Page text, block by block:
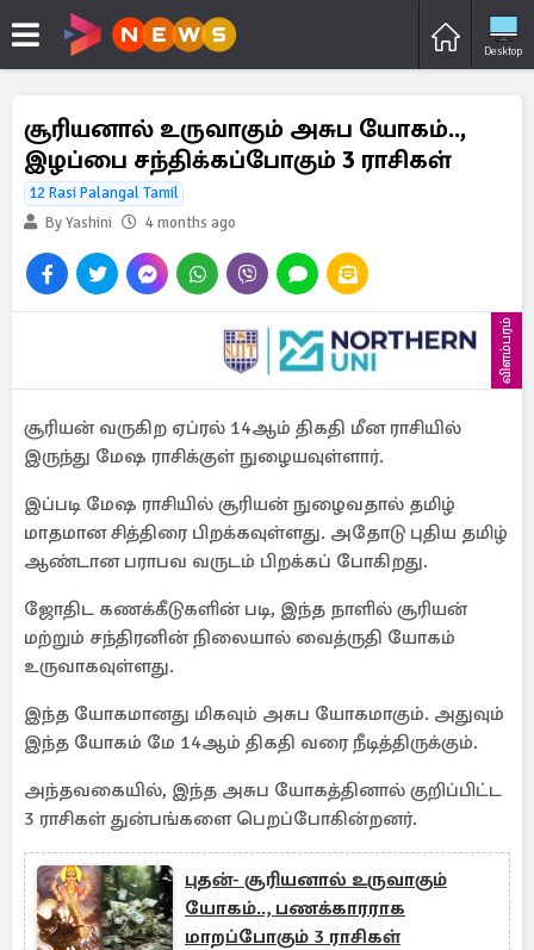
Desktop
சூரியனால் உருவாகும் அசுப யோகம்..,
இழப்பை சந்திக்கப்போகும் 3 ராசிகள்
12 Rasi Palangal Tamil
By Yashini
4 months ago
விளம்பரம்
சூரியன் வருகிற ஏப்ரல் 14ஆம் திகதி மீன ராசியில்
இருந்து மேஷ ராசிக்குள் நுழையவுள்ளார்.
இப்படி மேஷ ராசியில் சூரியன் நுழைவதால் தமிழ்
மாதமான சித்திரை பிறக்கவுள்ளது. அதோடு புதிய தமிழ்
ஆண்டான பராபவ வருடம் பிறக்கப் போகிறது.
ஜோதிட கணக்கீடுகளின் படி, இந்த நாளில் சூரியன்
மற்றும் சந்திரனின் நிலையால் வைத்ருதி யோகம்
உருவாகவுள்ளது.
இந்த யோகமானது மிகவும் அசுப யோகமாகும். அதுவும்
இந்த யோகம் மே 14ஆம் திகதி வரை நீடித்திருக்கும்.
அந்தவகையில், இந்த அசுப யோகத்தினால் குறிப்பிட்ட
3 ராசிகள் துன்பங்களை பெறப்போகின்றனர்.
புதன்- சூரியனால் உருவாகும்
யோகம்.., பணக்காரராக
மாறப்போகும் 3 ராசிகள்